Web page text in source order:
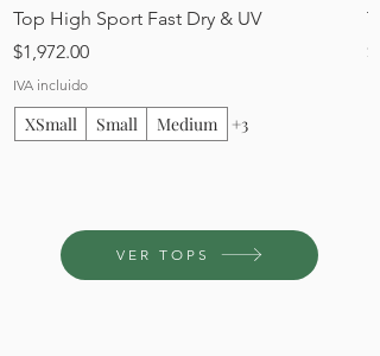
Top High Sport Fast Dry & UV
Precio
$1,972.00
IVA incluido
XSmall Small Medium +3
VER TOPS